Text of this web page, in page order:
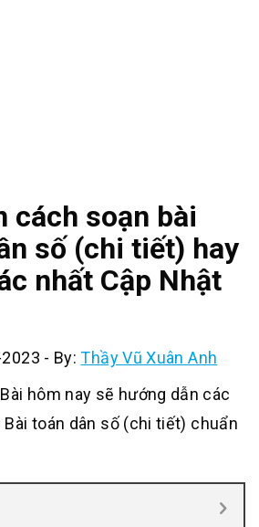
cách soạn bài
số (chi tiết) hay
nhất Cập Nhật
- By:Thầy Vũ Xuân Anh
hôm nay sẽ hướng dẫn các
toán dân số (chi tiết) chuẩn